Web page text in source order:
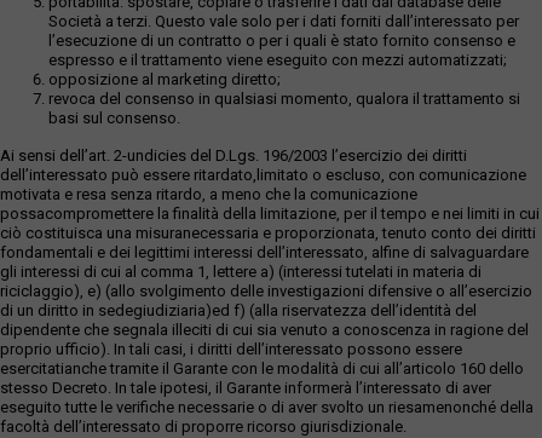
Società a terzi. Questo vale solo per i dati forniti dall’interessato per
l’esecuzione di un contratto o per i quali è stato fornito consenso e
espresso e il trattamento viene eseguito con mezzi automatizzati;
opposizione al marketing diretto;
revoca del consenso in qualsiasi momento, qualora il trattamento si
basi sul consenso.
Ai sensi dell’art. 2-undicies del D.Lgs. 196/2003 l’esercizio dei diritti
dell’interessato può essere ritardato,limitato o escluso, con comunicazione
motivata e resa senza ritardo, a meno che la comunicazione
possacompromettere la finalità della limitazione, per il tempo e nei limiti in cui
ciò costituisca una misuranecessaria e proporzionata, tenuto conto dei diritti
fondamentali e dei legittimi interessi dell’interessato, alfine di salvaguardare
gli interessi di cui al comma 1, lettere a) (interessi tutelati in materia di
riciclaggio), e) (allo svolgimento delle investigazioni difensive o all’esercizio
di un diritto in sedegiudiziaria)ed f) (alla riservatezza dell’identità del
dipendente che segnala illeciti di cui sia venuto a conoscenza in ragione del
proprio ufficio). In tali casi, i diritti dell’interessato possono essere
esercitatianche tramite il Garante con le modalità di cui all’articolo 160 dello
stesso Decreto. In tale ipotesi, il Garante informerà l’interessato di aver
eseguito tutte le verifiche necessarie o di aver svolto un riesamenonché della
facoltà dell’interessato di proporre ricorso giurisdizionale.